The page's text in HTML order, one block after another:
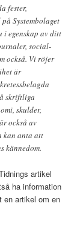
fester,
Systembolaget
egenskap av ditt
social-
också. Vi röjer
är
skriftliga
skulder,
också av
kan anta att
kännedom.
artikel
ha information
en artikel om en